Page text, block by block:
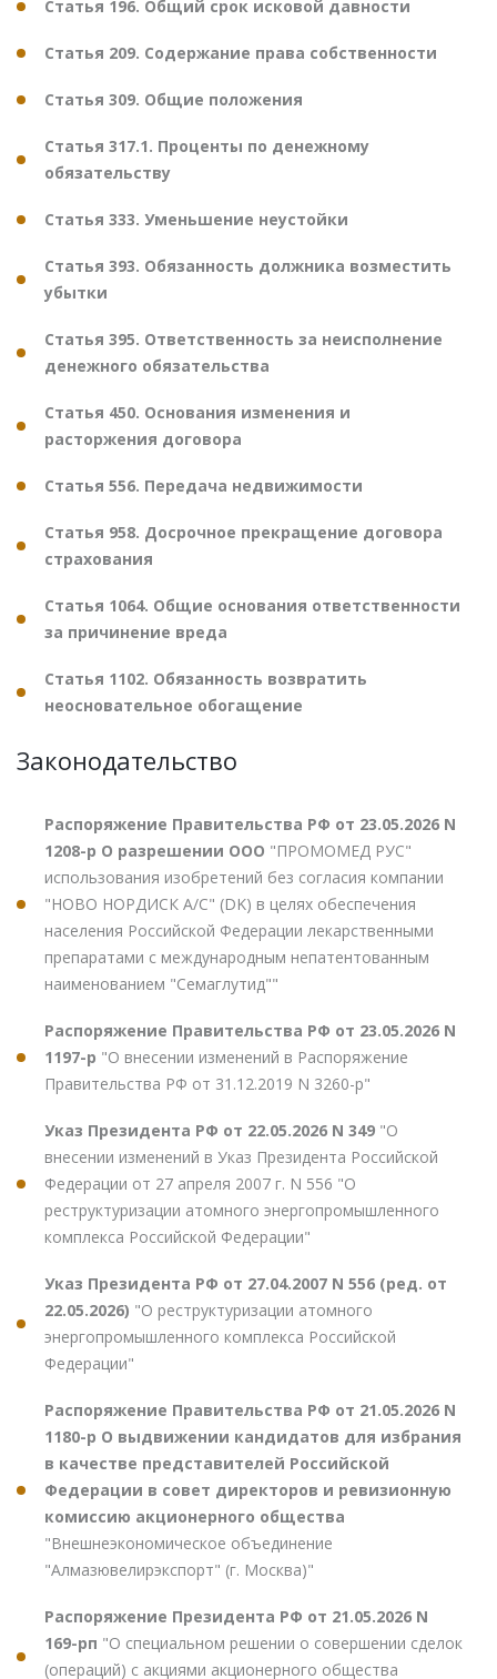
Статья 196. Общий срок исковой давности
Статья 209. Содержание права собственности
Статья 309. Общие положения
Статья 317.1. Проценты по денежному
обязательству
Статья 333. Уменьшение неустойки
Статья 393. Обязанность должника возместить
убытки
Статья 395. Ответственность за неисполнение
денежного обязательства
Статья 450. Основания изменения и
расторжения договора
Статья 556. Передача недвижимости
Статья 958. Досрочное прекращение договора
страхования
Статья 1064. Общие основания ответственности
за причинение вреда
Статья 1102. Обязанность возвратить
неосновательное обогащение
Законодательство
Распоряжение Правительства РФ от 23.05.2026 N
1208-р О разрешении ООО "ПРОМОМЕД РУС"
использования изобретений без согласия компании
"НОВО НОРДИСК А/С" (DK) в целях обеспечения
населения Российской Федерации лекарственными
препаратами с международным непатентованным
наименованием "Семаглутид""
Распоряжение Правительства РФ от 23.05.2026 N
1197-р "О внесении изменений в Распоряжение
Правительства РФ от 31.12.2019 N 3260-р"
Указ Президента РФ от 22.05.2026 N 349 "О
внесении изменений в Указ Президента Российской
Федерации от 27 апреля 2007 г. N 556 "О
реструктуризации атомного энергопромышленного
комплекса Российской Федерации"
Указ Президента РФ от 27.04.2007 N 556 (ред. от
22.05.2026) "О реструктуризации атомного
энергопромышленного комплекса Российской
Федерации"
Распоряжение Правительства РФ от 21.05.2026 N
1180-р О выдвижении кандидатов для избрания
в качестве представителей Российской
Федерации в совет директоров и ревизионную
комиссию акционерного общества
"Внешнеэкономическое объединение
"Алмазювелирэкспорт" (г. Москва)"
Распоряжение Президента РФ от 21.05.2026 N
169-рп "О специальном решении о совершении сделок
(операций) с акциями акционерного общества